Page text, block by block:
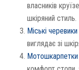
власників
шкіряний стиль.
Міські черевики
виглядає зі
Мотошкарпетки